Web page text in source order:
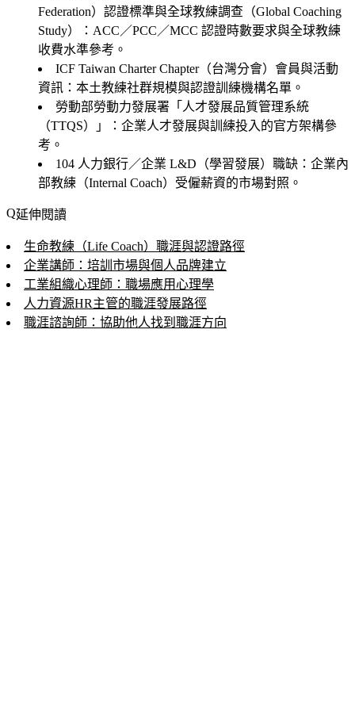
Federation）認證標準與全球教練調查（Global Coaching
Study）
：ACC／PCC／MCC 認證時數要求與全球教練
收費水準參考。
ICF Taiwan Charter Chapter（台灣分會）會員與活動
資訊 ：本土教練社群規模與認證訓練機構名單。
勞動部勞動力發展署「人才發展品質管理系統
（TTQS）」
：企業人才發展與訓練投入的官方架構參
考。
104 人力銀行／企業 L&D（學習發展）職缺 ：企業內
部教練（Internal Coach）受僱薪資的市場對照。
延伸閱讀
生命教練（Life Coach）職涯與認證路徑
企業講師：培訓市場與個人品牌建立
工業組織心理師：職場應用心理學
人力資源HR主管的職涯發展路徑
職涯諮詢師：協助他人找到職涯方向